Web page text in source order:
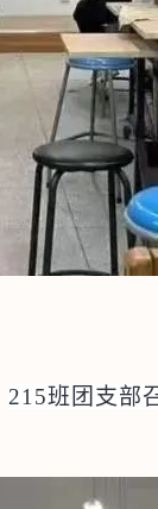
215班团支部